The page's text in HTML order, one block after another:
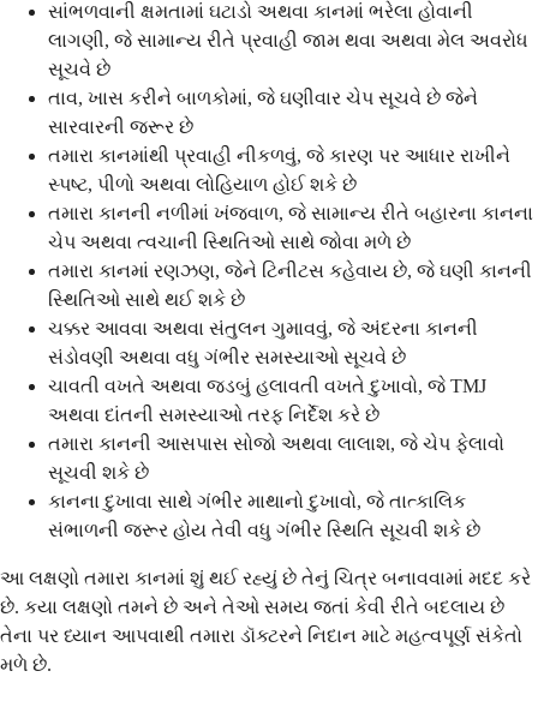
સાંભળવાની ક્ષમતામાં ઘટાડો અથવા કાનમાં ભરેલા હોવાની
લાગણી, જે સામાન્ય રીતે પ્રવાહી જામ થવા અથવા મેલ અવરોધ
સૂચવે છે
તાવ, ખાસ કરીને બાળકોમાં, જે ઘણીવાર ચેપ સૂચવે છે જેને
સારવારની જરૂર છે
તમારા કાનમાંથી પ્રવાહી નીકળવું, જે કારણ પર આધાર રાખીને
સ્પષ્ટ, પીળો અથવા લોહિયાળ હોઈ શકે છે
તમારા કાનની નળીમાં ખંજવાળ, જે સામાન્ય રીતે બહારના કાનના
ચેપ અથવા ત્વચાની સ્થિતિઓ સાથે જોવા મળે છે
તમારા કાનમાં રણઝણ, જેને ટિનીટસ કહેવાય છે, જે ઘણી કાનની
સ્થિતિઓ સાથે થઈ શકે છે
ચક્કર આવવા અથવા સંતુલન ગુમાવવું, જે અંદરના કાનની
સંડોવણી અથવા વધુ ગંભીર સમસ્યાઓ સૂચવે છે
ચાવતી વખતે અથવા જડબું હલાવતી વખતે દુખાવો, જે TMJ
અથવા દાંતની સમસ્યાઓ તરફ નિર્દેશ કરે છે
તમારા કાનની આસપાસ સોજો અથવા લાલાશ, જે ચેપ ફેલાવો
સૂચવી શકે છે
કાનના દુખાવા સાથે ગંભીર માથાનો દુખાવો, જે તાત્કાલિક
સંભાળની જરૂર હોય તેવી વધુ ગંભીર સ્થિતિ સૂચવી શકે છે
આ લક્ષણો તમારા કાનમાં શું થઈ રહ્યું છે તેનું ચિત્ર બનાવવામાં મદદ કરે
છે. કયા લક્ષણો તમને છે અને તેઓ સમય જતાં કેવી રીતે બદલાય છે
તેના પર ધ્યાન આપવાથી તમારા ડૉક્ટરને નિદાન માટે મહત્વપૂર્ણ સંકેતો
મળે છે.